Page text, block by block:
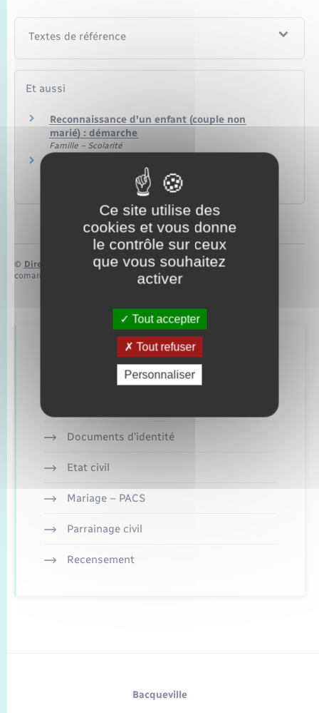
Textes de référence
Et aussi
Reconnaissance d'un enfant (couple non
marié) : démarche
Famille – Scolarité
Reconnaissance conjointe d'un enfant dans un
couple de femmes
© Direction de l’information légale et administrative
comarquage developpé par
baseo.io
Retrouvez aussi
Documents d’identité
Etat civil
Mariage – PACS
Parrainage civil
Recensement
Bacqueville
Ce site utilise des
cookies et vous donne
le contrôle sur ceux
que vous souhaitez
activer
Tout accepter
Tout refuser
Personnaliser